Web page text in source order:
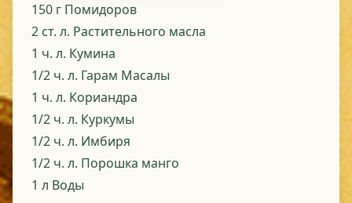
150 г Помидоров
2 ст. л. Растительного масла
1 ч. л. Кумина
1/2 ч. л. Гарам Масалы
1 ч. л. Кориандра
1/2 ч. л. Куркумы
1/2 ч. л. Имбиря
1/2 ч. л. Порошка манго
1 л Воды